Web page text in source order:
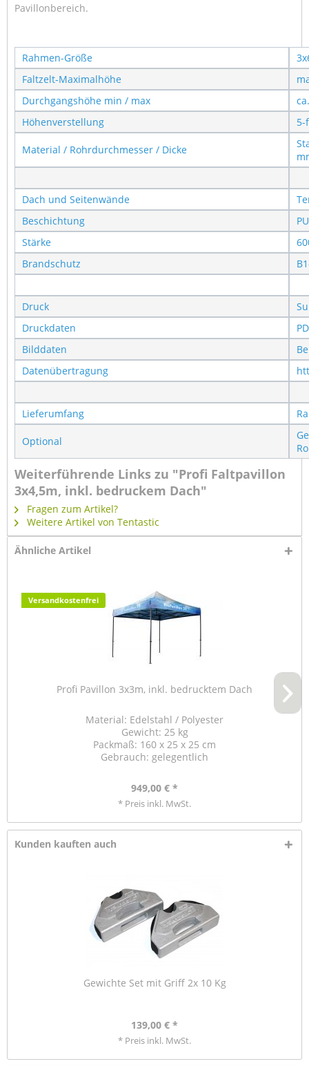
Pavillonbereich.
Rahmen-Größe
Faltzelt-Maximalhöhe
Durchgangshöhe min / max
Höhenverstellung
5-
Material / Rohrdurchmesser / Dicke
Dach und Seitenwände
Beschichtung
Stärke
Brandschutz
Druck
Druckdaten
Bilddaten
Datenübertragung
Lieferumfang
Optional
Weiterführende Links zu "Profi Faltpavillon
3x4,5m, inkl. bedruckem Dach"
Fragen zum Artikel?
Weitere Artikel von Tentastic
Ähnliche Artikel
Versandkostenfrei
Profi Pavillon 3x3m, inkl. bedrucktem Dach
Material: Edelstahl / Polyester
Gewicht: 25 kg
Packmaß: 160 x 25 x 25 cm
Gebrauch: gelegentlich
949,00 € *
* Preis inkl. MwSt.
Kunden kauften auch
Gewichte Set mit Griff 2x 10 Kg
139,00 € *
* Preis inkl. MwSt.